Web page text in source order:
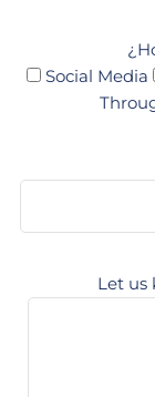
Social Media
Let us